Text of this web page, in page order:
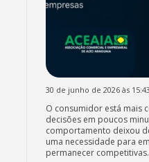
30 de junho de 2026 às 15:43
O consumidor está mais
decisões em poucos
comportamento deixou
uma necessidade para
permanecer competitivas.